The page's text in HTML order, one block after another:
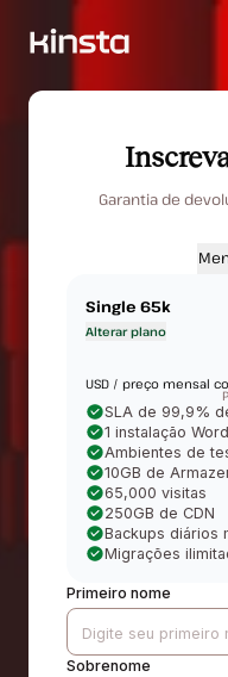
Garantia de
Single 65k
Alterar plano
USD / preço mensal
SLA de 99,9%
1 instalação
Ambientes de
10GB de
65,000 visitas
250GB de CDN
Backups diários
Migrações
Primeiro nome
Sobrenome